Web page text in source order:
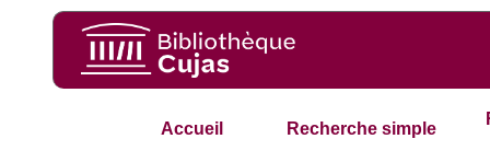
Accueil Recherche simple